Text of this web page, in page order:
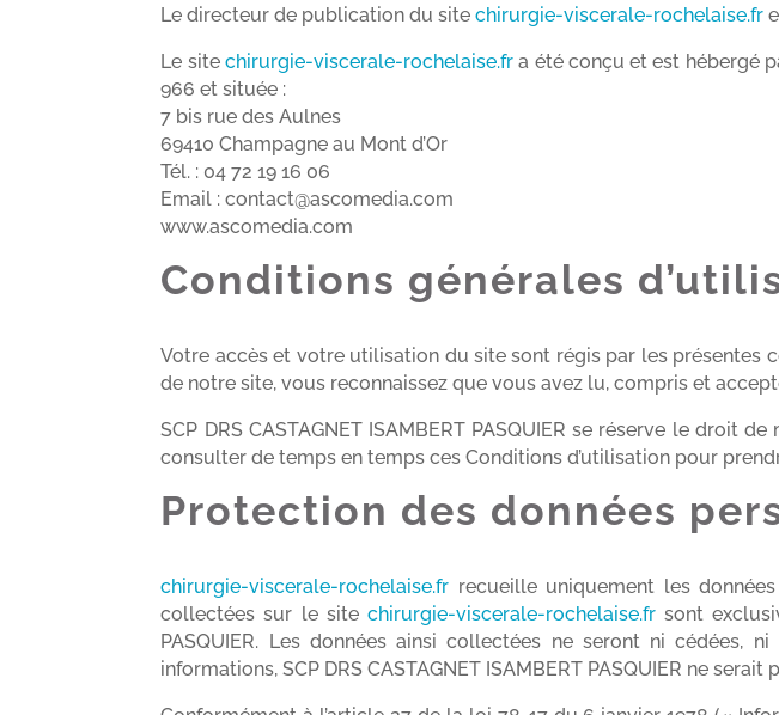
Le directeur de publication du sitechirurgie-viscerale-rochelaise.fr
Le site chirurgie-viscerale-rochelaise.fr a été conçu et est hébergé
966 et située :
7 bis rue des Aulnes
69410 Champagne au Mont d’Or
Tél. : 04 72 19 16 06
Email : contact@ascomedia.com
www.ascomedia.com
Conditions générales
Votre accès et votre utilisation du site sont régis par les présentes
de notre site, vous reconnaissez que vous avez lu, compris et
SCP DRS CASTAGNET ISAMBERT PASQUIER se réserve le droit
consulter de temps en temps ces Conditions d’utilisation pour
Protection des données
chirurgie-viscerale-rochelaise.fr recueille uniquement les
collectées sur le site chirurgie-viscerale-rochelaise.frsont
PASQUIER. Les données ainsi collectées ne seront ni cédées,
informations, SCP DRS CASTAGNET ISAMBERT PASQUIER ne